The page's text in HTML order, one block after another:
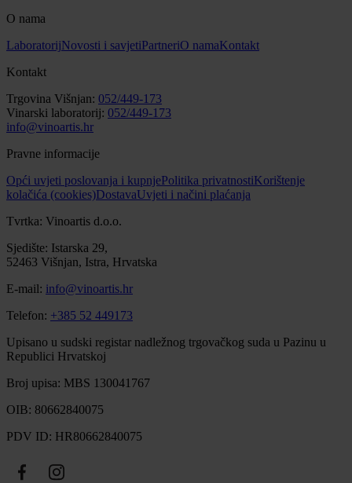
O nama
LaboratorijNovosti i savjetiPartneriO namaKontakt
Kontakt
Trgovina Višnjan: 052/449-173
Vinarski laboratorij: 052/449-173
info@vinoartis.hr
Pravne informacije
Opći uvjeti poslovanja i kupnjePolitika privatnostiKorištenje
kolačića (cookies)DostavaUvjeti i načini plaćanja
Tvrtka: Vinoartis d.o.o.
Sjedište: Istarska 29,
52463 Višnjan, Istra, Hrvatska
E-mail: info@vinoartis.hr
Telefon: +385 52 449173
Upisano u sudski registar nadležnog trgovačkog suda u Pazinu u
Republici Hrvatskoj
Broj upisa: MBS 130041767
OIB: 80662840075
PDV ID: HR80662840075